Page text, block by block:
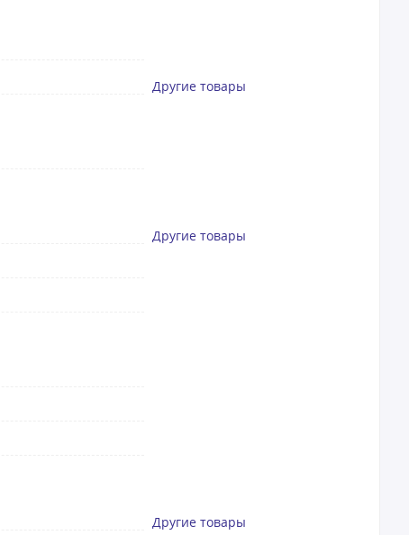
Другие товары
Другие товары
Другие товары